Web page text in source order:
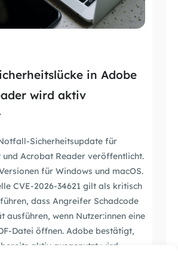
in Adobe
wird aktiv
Sicherheitsupdate für
Acrobat Reader veröffentlicht.
für Windows und macOS.
CVE-2026-34621 gilt als kritisch
dass Angreifer Schadcode
ausführen, wenn Nutzer:innen eine
Datei öffnen. Adobe bestätigt,
aktiv ausgenutzt wird.